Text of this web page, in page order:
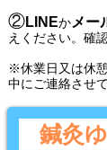
②LINEかメー
えください。 確
​※休業日又は休
中にご連絡させ
鍼灸